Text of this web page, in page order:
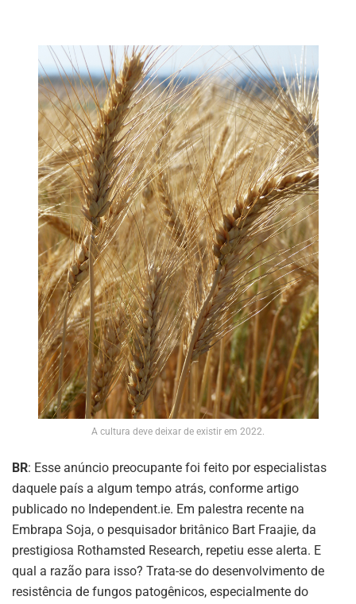
A cultura deve deixar de existir em 2022.
BR: Esse anúncio preocupante foi feito por especialistas
daquele país a algum tempo atrás, conforme artigo
publicado no Independent.ie. Em palestra recente na
Embrapa Soja, o pesquisador britânico Bart Fraajie, da
prestigiosa Rothamsted Research, repetiu esse alerta. E
qual a razão para isso? Trata-se do desenvolvimento de
resistência de fungos patogênicos, especialmente do